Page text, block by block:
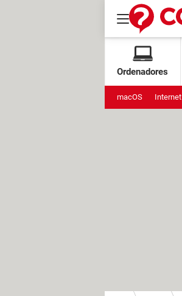
Ordenadores
macOS Internet